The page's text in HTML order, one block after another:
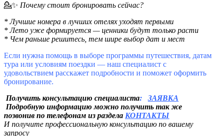
💁✨ Почему стоит бронировать сейчас?
* Лучшие номера в лучших отелях уходят первыми
* Лето уже формируется — ценники будут только расти
* Чем раньше решитесь, тем шире выбор дат и мест
Если нужна помощь в выборе программы путешествия, датам
тура или условиям поездки — наш специалист с
удовольствием расскажет подробности и поможет оформить
бронирование.
Получить консультацию специалиста:
ЗАЯВКА
Подробную информацию можно получить так же
позвонив по телефонам из раздела КОНТАКТЫ
И получите профессиональную консультацию по вашему
запросу